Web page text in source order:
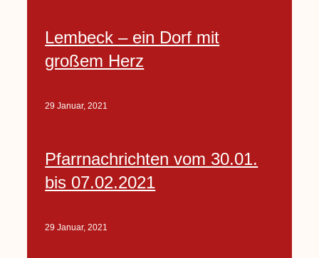
Lembeck – ein Dorf mit
großem Herz
29 Januar, 2021
Pfarrnachrichten vom 30.01.
bis 07.02.2021
29 Januar, 2021